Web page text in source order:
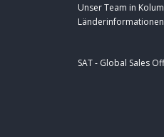
Unser Team in
Länderinformationen
SAT - Global Sales